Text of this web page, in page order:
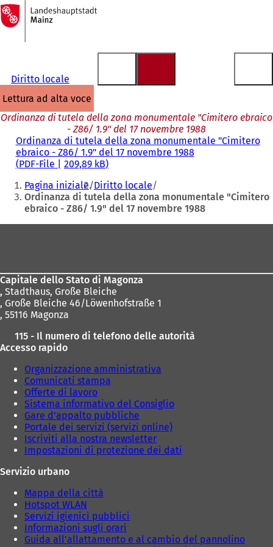
Vai al contenuto
Alla
pagina
iniziale
Diritto locale
lettura ad alta voce
Ordinanza di tutela della zona monumentale "Cimitero ebraico
- Z86/ 1.9" del 17 novembre 1988
Ordinanza di tutela della zona monumentale "Cimitero
ebraico - Z86/ 1.9" del 17 novembre 1988
PDF-File 209,89 kB
Siete
qui:
Pagina iniziale Diritto locale
Ordinanza di tutela della zona monumentale "Cimitero
ebraico - Z86/ 1.9" del 17 novembre 1988
Capitale dello Stato di Magonza
, Stadthaus, Große Bleiche
, Große Bleiche 46/Löwenhofstraße 1
, 55116 Magonza
115 - Il numero di telefono delle autorità
Accesso rapido
Organizzazione amministrativa
Comunicati stampa
Offerte di lavoro
Sistema informativo del Consiglio
Gare d'appalto pubbliche
Portale dei servizi (servizi online)
Iscriviti alla nostra newsletter
Impostazioni di protezione dei dati
Servizio urbano
Mappa della città
Hotspot WLAN
Servizi igienici pubblici
Informazioni sugli orari
Guida all'allattamento e al cambio del pannolino